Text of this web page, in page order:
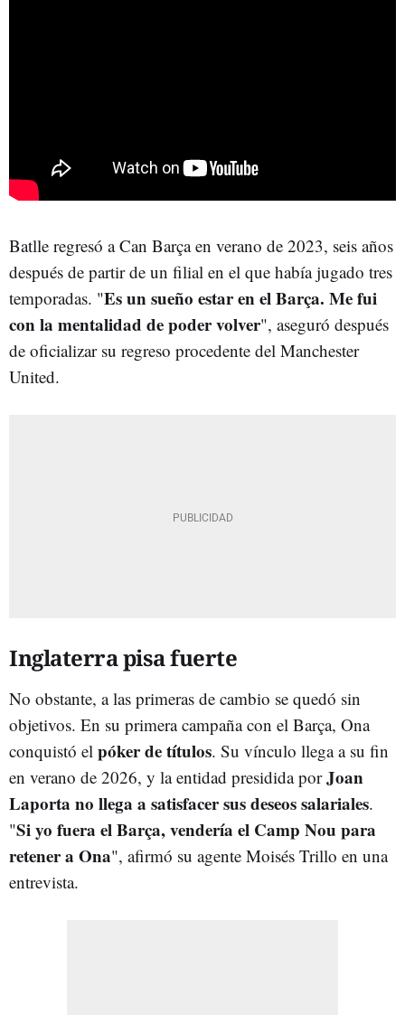
Batlle regresó a Can Barça en verano de 2023, seis años
después de partir de un filial en el que había jugado tres
temporadas. "Es un sueño estar en el Barça. Me fui
con la mentalidad de poder volver", aseguró después
de oficializar su regreso procedente del Manchester
United.
Inglaterra pisa fuerte
No obstante, a las primeras de cambio se quedó sin
objetivos. En su primera campaña con el Barça, Ona
conquistó el póker de títulos. Su vínculo llega a su fin
en verano de 2026, y la entidad presidida porJoan
Laporta no llega a satisfacer sus deseos salariales.
"Si yo fuera el Barça, vendería el Camp Nou para
retener a Ona", afirmó su agente Moisés Trillo en una
entrevista.